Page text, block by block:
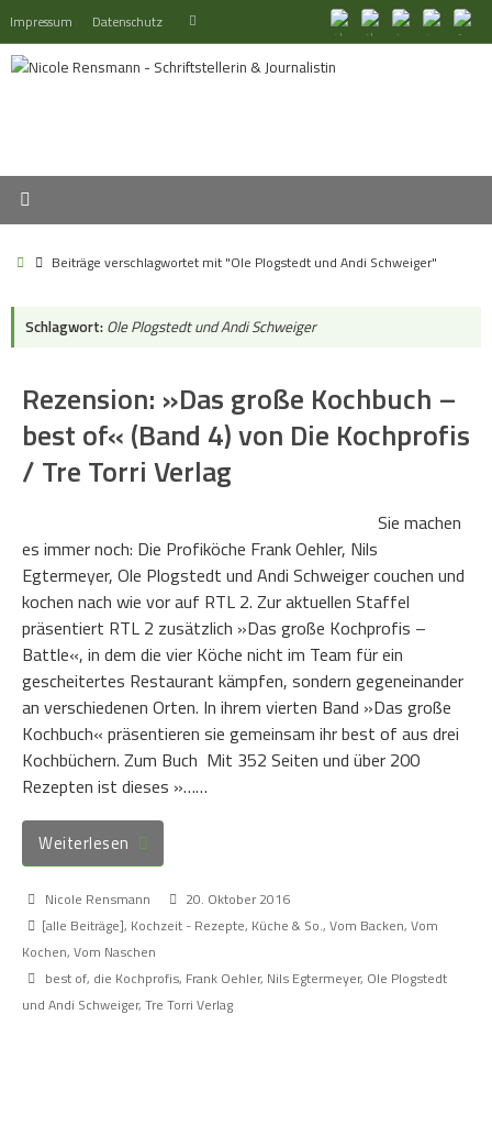
Inhalt
springen
Impressum Datenschutz Suchen
StartBeiträge verschlagwortet mit "Ole Plogstedt und Andi Schweiger"
Schlagwort: Ole Plogstedt und Andi Schweiger
Rezension: »Das große Kochbuch –
best of« (Band 4) von Die Kochprofis
/ Tre Torri Verlag
Sie machen
es immer noch: Die Profiköche Frank Oehler, Nils
Egtermeyer, Ole Plogstedt und Andi Schweiger couchen und
kochen nach wie vor auf RTL 2. Zur aktuellen Staffel
präsentiert RTL 2 zusätzlich »Das große Kochprofis –
Battle«, in dem die vier Köche nicht im Team für ein
gescheitertes Restaurant kämpfen, sondern gegeneinander
an verschiedenen Orten. In ihrem vierten Band »Das große
Kochbuch« präsentieren sie gemeinsam ihr best of aus drei
Kochbüchern. Zum Buch Mit 352 Seiten und über 200
Rezepten ist dieses »……
Weiterlesen
Nicole Rensmann
20. Oktober 2016
[alle Beiträge], Kochzeit - Rezepte, Küche & So., Vom Backen, Vom
Kochen, Vom Naschen
best of, die Kochprofis, Frank Oehler, Nils Egtermeyer, Ole Plogstedt
und Andi Schweiger, Tre Torri Verlag